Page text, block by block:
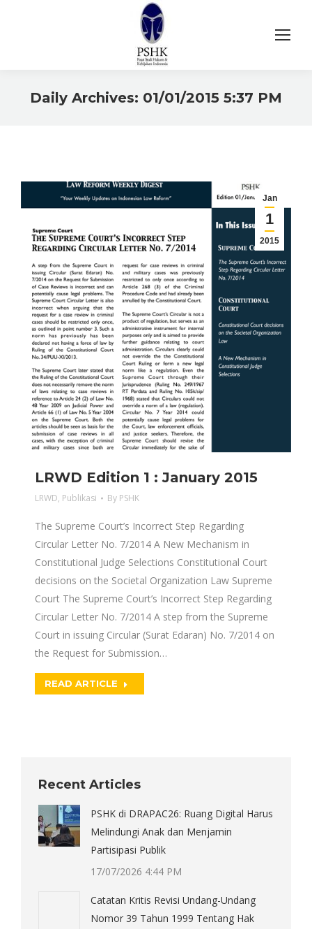
Daily Archives: 01/01/2015 5:37 PM
Jan
1
2015
LRWD Edition 1 : January 2015
LRWD, Publikasi By PSHK
The Supreme Court’s Incorrect Step Regarding
Circular Letter No. 7/2014 A New Mechanism in
Constitutional Judge Selections Constitutional Court
decisions on the Societal Organization Law Supreme
Court The Supreme Court’s Incorrect Step Regarding
Circular Letter No. 7/2014 A step from the Supreme
Court in issuing Circular (Surat Edaran) No. 7/2014 on
the Request for Submission…
READ ARTICLE
Recent Articles
PSHK di DRAPAC26: Ruang Digital Harus
Melindungi Anak dan Menjamin
Partisipasi Publik
17/07/2026 4:44 PM
Catatan Kritis Revisi Undang-Undang
Nomor 39 Tahun 1999 Tentang Hak